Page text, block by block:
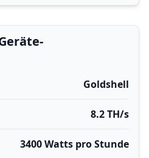
Goldshell
8.2 TH/s
3400 Watts pro Stunde